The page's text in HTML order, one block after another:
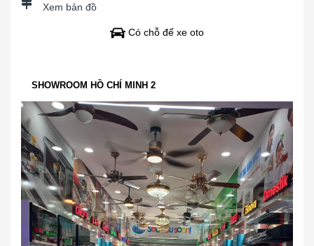
Xem bản đồ
Có chỗ để xe oto
SHOWROOM HỒ CHÍ MINH 2